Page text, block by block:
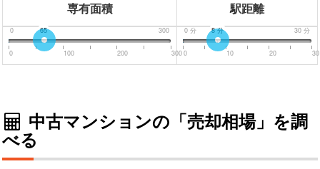
専有面積 駅距離
0 300
65
0 100 200 300
0 分 30 分
8分
0 10 20 30
中古マンションの「売却相場」を調
べる